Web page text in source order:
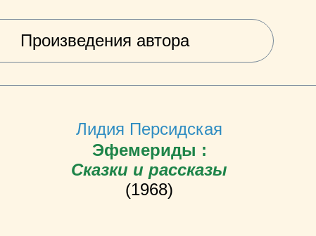
Произведения автора
Лидия Персидская
Эфемериды :
Сказки и рассказы
(1968)